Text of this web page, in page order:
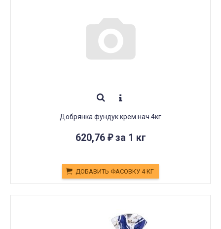
Добрянка фундук крем.нач.4кг
620,76 ₽за 1 кг
ДОБАВИТЬ ФАСОВКУ 4 КГ